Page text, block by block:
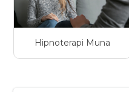
Hipnoterapi Muna